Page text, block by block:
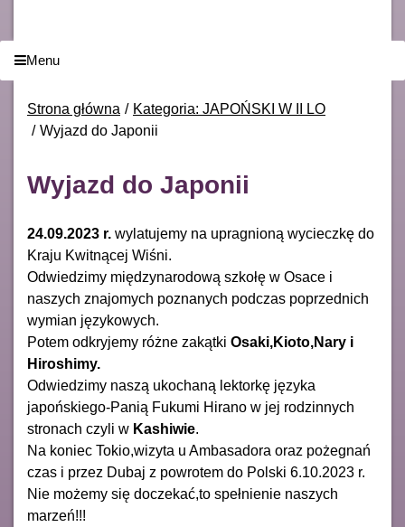
Menu
Strona główna
Kategoria: JAPOŃSKI W II LO
Wyjazd do Japonii
Wyjazd do Japonii
24.09.2023 r. wylatujemy na upragnioną wycieczkę do
Kraju Kwitnącej Wiśni.
Odwiedzimy międzynarodową szkołę w Osace i
naszych znajomych poznanych podczas poprzednich
wymian językowych.
Potem odkryjemy różne zakątki Osaki,Kioto,Nary i
Hiroshimy.
Odwiedzimy naszą ukochaną lektorkę języka
japońskiego-Panią Fukumi Hirano w jej rodzinnych
stronach czyli w Kashiwie.
Na koniec Tokio,wizyta u Ambasadora oraz pożegnań
czas i przez Dubaj z powrotem do Polski 6.10.2023 r.
Nie możemy się doczekać,to spełnienie naszych
marzeń!!!